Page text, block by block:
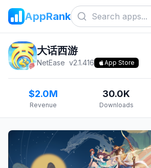
AppRank
大话西游
NetEase v2.1.416 App Store
$2.0M
Revenue
30.0K
Downloads